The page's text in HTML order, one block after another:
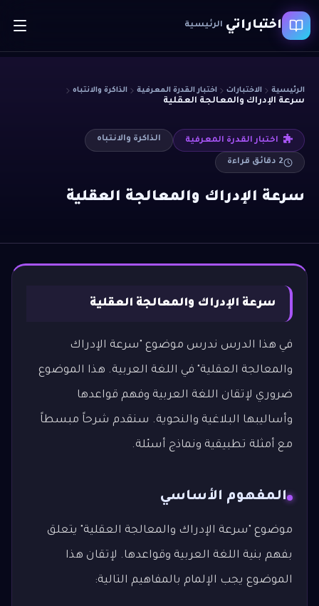
اختباراتي الرئيسية
الرئيسية الاختبارات اختبار القدرة المعرفية الذاكرة والانتباه
سرعة الإدراك والمعالجة العقلية
اختبار القدرة المعرفية الذاكرة والانتباه
2 دقائق قراءة
سرعة الإدراك والمعالجة العقلية
سرعة الإدراك والمعالجة العقلية
في هذا الدرس ندرس موضوع "سرعة الإدراك
والمعالجة العقلية" في اللغة العربية. هذا الموضوع
ضروري لإتقان اللغة العربية وفهم قواعدها
وأساليبها البلاغية والنحوية. سنقدم شرحاً مبسطاً
مع أمثلة تطبيقية ونماذج أسئلة.
المفهوم الأساسي
موضوع "سرعة الإدراك والمعالجة العقلية" يتعلق
بفهم بنية اللغة العربية وقواعدها. لإتقان هذا
الموضوع يجب الإلمام بالمفاهيم التالية: